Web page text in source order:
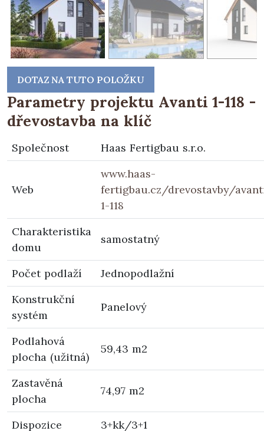
DOTAZ NA TUTO POLOŽKU
Parametry projektu Avanti 1-118 -
dřevostavba na klíč
Společnost Haas Fertigbau s.r.o.
Web
www.haas-
fertigbau.cz/drevostavby/
1-118
Charakteristika
domu
samostatný
Počet podlaží
Jednopodlažní
Konstrukční
systém
Panelový
Podlahová
plocha (užitná)
59,43 m2
Zastavěná
plocha
74,97 m2
Dispozice
3+kk/3+1